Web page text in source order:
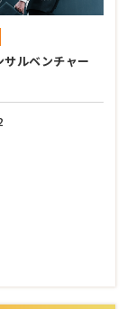
サルベンチャー